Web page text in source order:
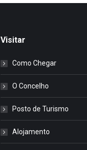
Visitar
Como Chegar
O Concelho
Posto de Turismo
Alojamento